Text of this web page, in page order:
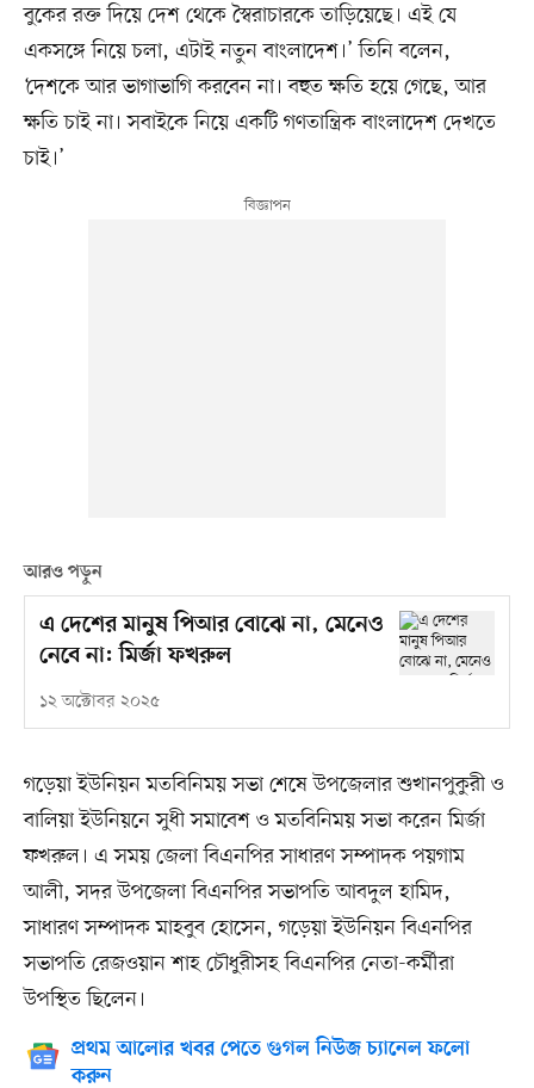
বুকের রক্ত দিয়ে দেশ থেকে স্বৈরাচারকে তাড়িয়েছে। এই যে
একসঙ্গে নিয়ে চলা, এটাই নতুন বাংলাদেশ।’ তিনি বলেন,
‘দেশকে আর ভাগাভাগি করবেন না। বহুত ক্ষতি হয়ে গেছে, আর
ক্ষতি চাই না। সবাইকে নিয়ে একটি গণতান্ত্রিক বাংলাদেশ দেখতে
চাই।’
আরও পড়ুন
এ দেশের মানুষ পিআর বোঝে না, মেনেও
নেবে না: মির্জা ফখরুল
১২ অক্টোবর ২০২৫
গড়েয়া ইউনিয়ন মতবিনিময় সভা শেষে উপজেলার শুখানপুকুরী ও
বালিয়া ইউনিয়নে সুধী সমাবেশ ও মতবিনিময় সভা করেন মির্জা
ফখরুল। এ সময় জেলা বিএনপির সাধারণ সম্পাদক পয়গাম
আলী, সদর উপজেলা বিএনপির সভাপতি আবদুল হামিদ,
সাধারণ সম্পাদক মাহবুব হোসেন, গড়েয়া ইউনিয়ন বিএনপির
সভাপতি রেজওয়ান শাহ চৌধুরীসহ বিএনপির নেতা-কর্মীরা
উপস্থিত ছিলেন।
প্রথম আলোর খবর পেতে গুগল নিউজ চ্যানেল ফলো
করুন